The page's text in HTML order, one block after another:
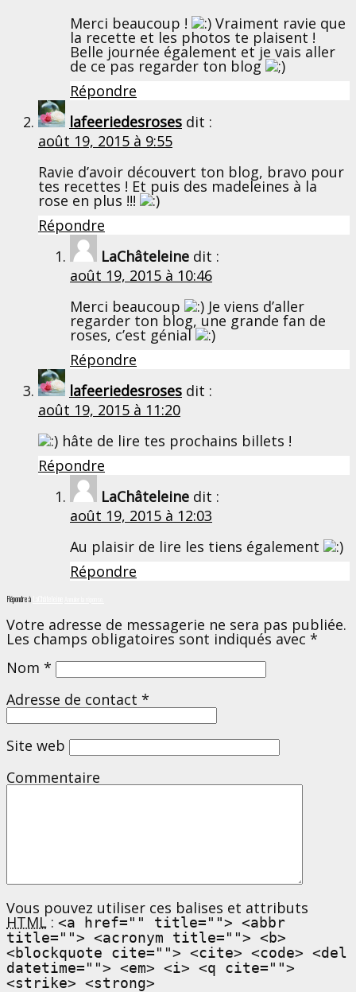
Merci beaucoup !
Vraiment ravie que
la recette et les photos te plaisent !
Belle journée également et je vais aller
de ce pas regarder ton blog
Répondre
lafeeriedesroses dit :
août 19, 2015 à 9:55
Ravie d’avoir découvert ton blog, bravo pour
tes recettes ! Et puis des madeleines à la
rose en plus !!!
Répondre
LaChâteleine dit :
août 19, 2015 à 10:46
Merci beaucoup
Je viens d’aller
regarder ton blog, une grande fan de
roses, c’est génial
Répondre
lafeeriedesroses dit :
août 19, 2015 à 11:20
hâte de lire tes prochains billets !
Répondre
LaChâteleine dit :
août 19, 2015 à 12:03
Au plaisir de lire les tiens également
Répondre
Répondre à
Votre adresse de messagerie ne sera pas publiée.
Les champs obligatoires sont indiqués avec *
Nom *
Adresse de contact *
Site web
Commentaire
Vous pouvez utiliser ces balises et attributs
HTML : <a href="" title=""> <abbr
title=""> <acronym title=""> <b>
<blockquote cite=""> <cite> <code> <del
datetime=""> <em> <i> <q cite="">
<strike> <strong>